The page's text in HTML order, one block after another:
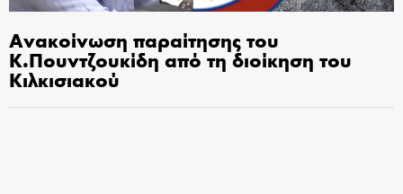
Ανακοίνωση παραίτησης του
Κ.Πουντζουκίδη από τη διοίκηση του
Κιλκισιακού